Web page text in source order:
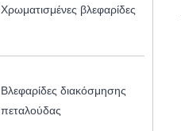
Χρωματισμένες βλεφαρίδες
Βλεφαρίδες διακόσμησης
πεταλούδας